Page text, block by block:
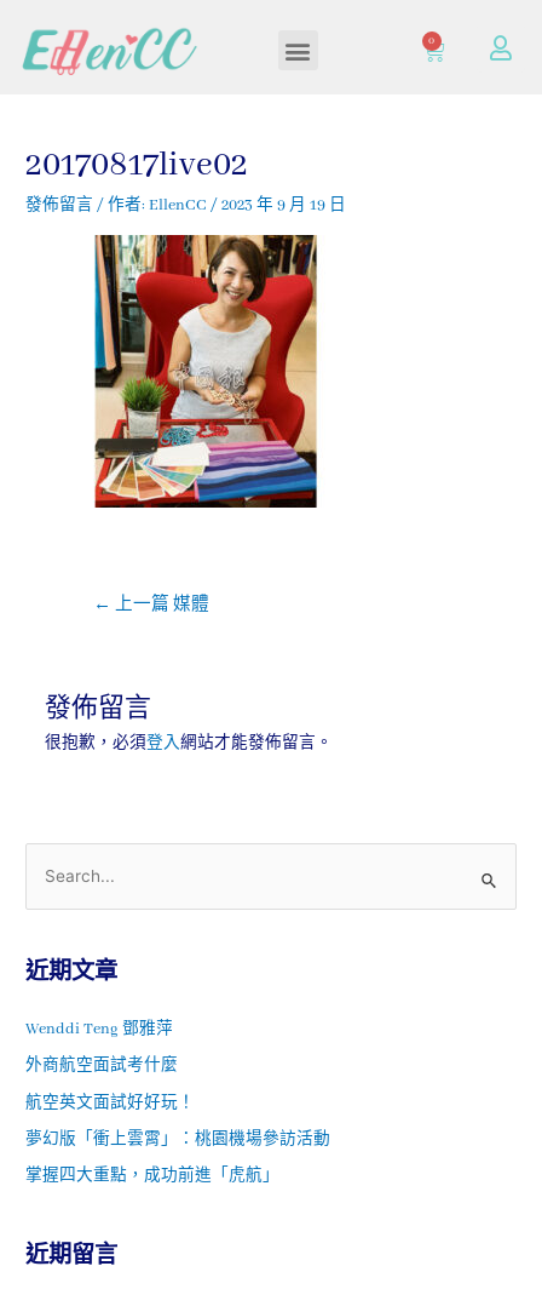
0
20170817live02
發佈留言 / 作者:EllenCC/2023 年 9 月 19 日
← 上一篇 媒體
發佈留言
很抱歉，必須登入網站才能發佈留言。
近期文章
Wenddi Teng 鄧雅萍
外商航空面試考什麼
航空英文面試好好玩！
夢幻版「衝上雲霄」：桃園機場參訪活動
掌握四大重點，成功前進「虎航」
近期留言